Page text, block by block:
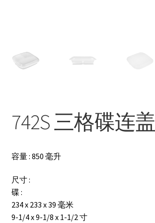
简
742S 三格碟连盖
容量 : 850 毫升
尺寸 :
碟 :
234 x 233 x 39 毫米
9-1/4 x 9-1/8 x 1-1/2 寸